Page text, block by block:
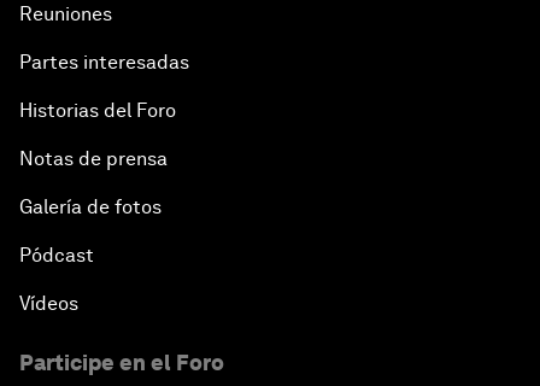
Reuniones
Partes interesadas
Historias del Foro
Notas de prensa
Galería de fotos
Pódcast
Vídeos
Participe en el Foro